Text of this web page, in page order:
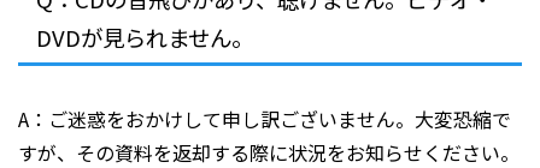
DVDが見られません。
A：ご迷惑をおかけして申し訳ございません。大変恐縮で
すが、その資料を返却する際に状況をお知らせください。